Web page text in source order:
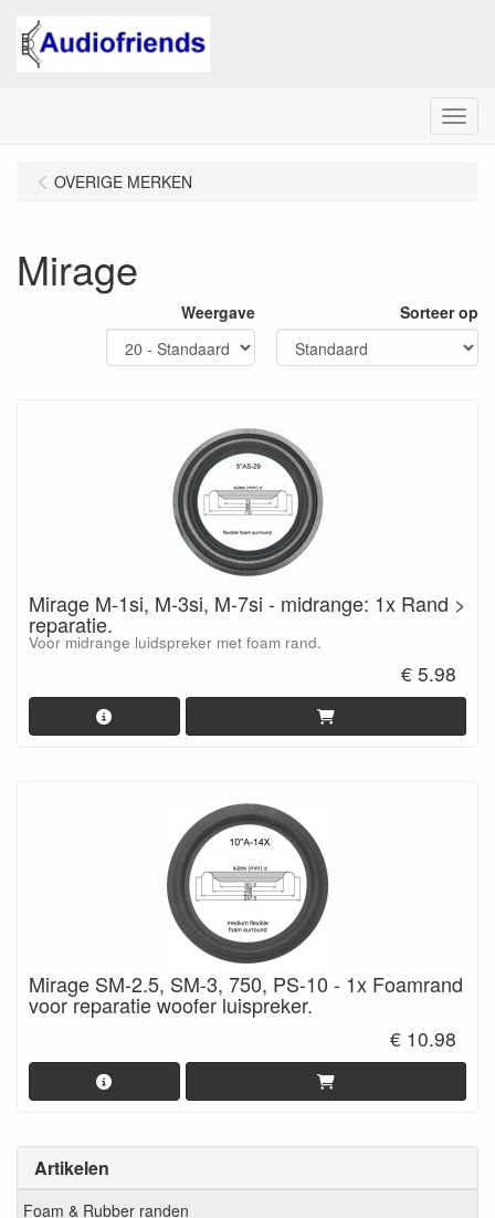
Menu
Artikelen
Foam & Rubber randen
OVERIGE MERKEN
Mirage
Weergave Sorteer op
Mirage M-1si, M-3si, M-7si - midrange: 1x Rand >
reparatie.
Voor midrange luidspreker met foam rand.
€ 5.98
Mirage SM-2.5, SM-3, 750, PS-10 - 1x Foamrand
voor reparatie woofer luispreker.
€ 10.98